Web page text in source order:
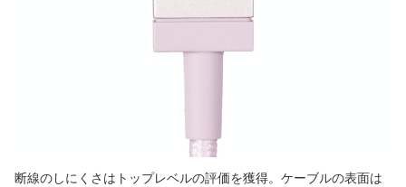
断線のしにくさはトップレベルの評価を獲得。ケーブルの表面は